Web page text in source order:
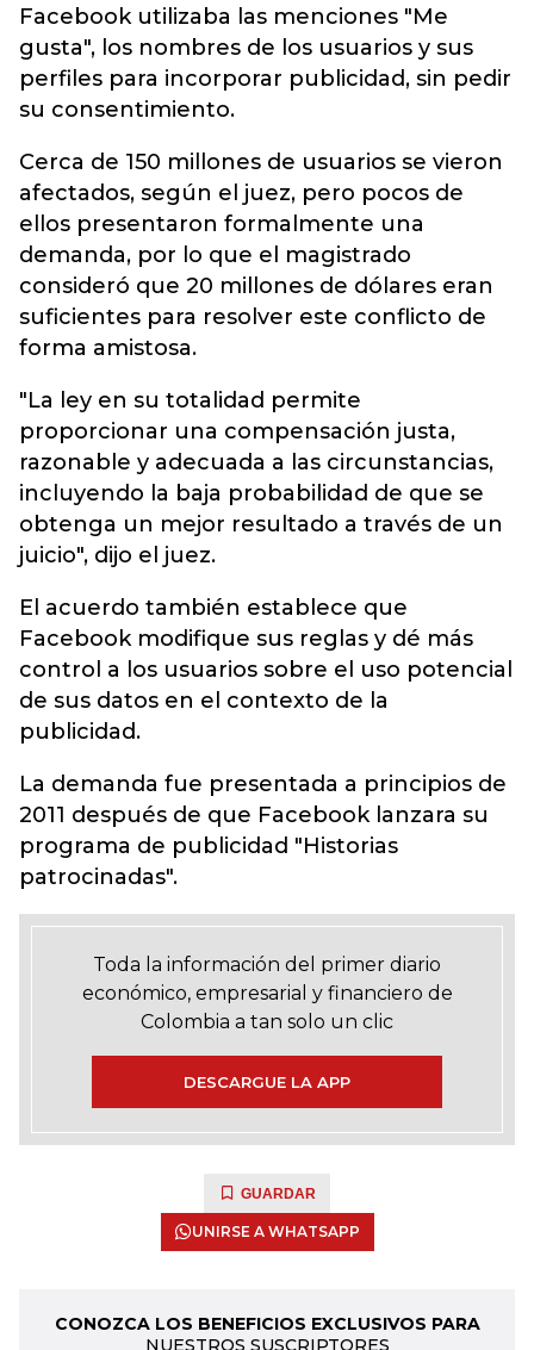
Facebook utilizaba las menciones "Me
gusta", los nombres de los usuarios y sus
perfiles para incorporar publicidad, sin pedir
su consentimiento.
Cerca de 150 millones de usuarios se vieron
afectados, según el juez, pero pocos de
ellos presentaron formalmente una
demanda, por lo que el magistrado
consideró que 20 millones de dólares eran
suficientes para resolver este conflicto de
forma amistosa.
"La ley en su totalidad permite
proporcionar una compensación justa,
razonable y adecuada a las circunstancias,
incluyendo la baja probabilidad de que se
obtenga un mejor resultado a través de un
juicio", dijo el juez.
El acuerdo también establece que
Facebook modifique sus reglas y dé más
control a los usuarios sobre el uso potencial
de sus datos en el contexto de la
publicidad.
La demanda fue presentada a principios de
2011 después de que Facebook lanzara su
programa de publicidad "Historias
patrocinadas".
Toda la información del primer diario
económico, empresarial y financiero de
Colombia a tan solo un clic
DESCARGUE LA APP
GUARDAR
UNIRSE A WHATSAPP
CONOZCA LOS BENEFICIOS EXCLUSIVOS PARA
NUESTROS SUSCRIPTORES